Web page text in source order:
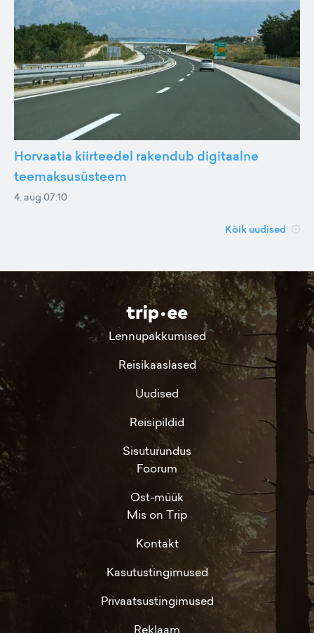
Horvaatia kiirteedel rakendub digitaalne
teemaksusüsteem
4. aug 07:10
Kõik uudised
Lennupakkumised
Reisikaaslased
Uudised
Reisipildid
Sisuturundus
Foorum
Ost-müük
Mis on Trip
Kontakt
Kasutustingimused
Privaatsustingimused
Reklaam